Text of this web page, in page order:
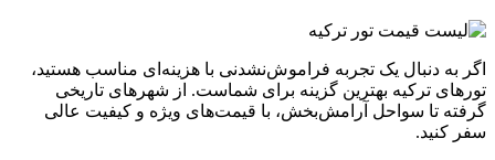
اگر به دنبال یک تجربه فراموش‌نشدنی با هزینه‌ای مناسب هستید،
تورهای ترکیه بهترین گزینه برای شماست. از شهرهای تاریخی
گرفته تا سواحل آرامش‌بخش، با قیمت‌های ویژه و کیفیت عالی
سفر کنید.